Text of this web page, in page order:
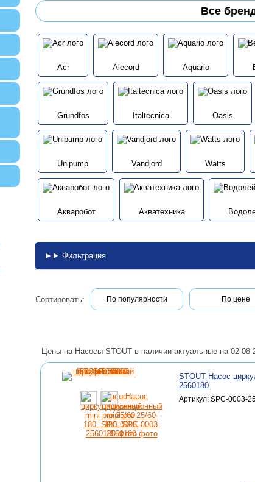
Все
Acr Alecord Aquario
Grundfos Italtecnica Oasis
Unipump Vandjord Watts
Акваробот Акватехника
Фильтрация
Сортировать: По популярности По цене
Цены на Насосы STOUT в наличии актуальные на 02-08-
STOUT Насос
2560180
Артикул: SPC-0003-